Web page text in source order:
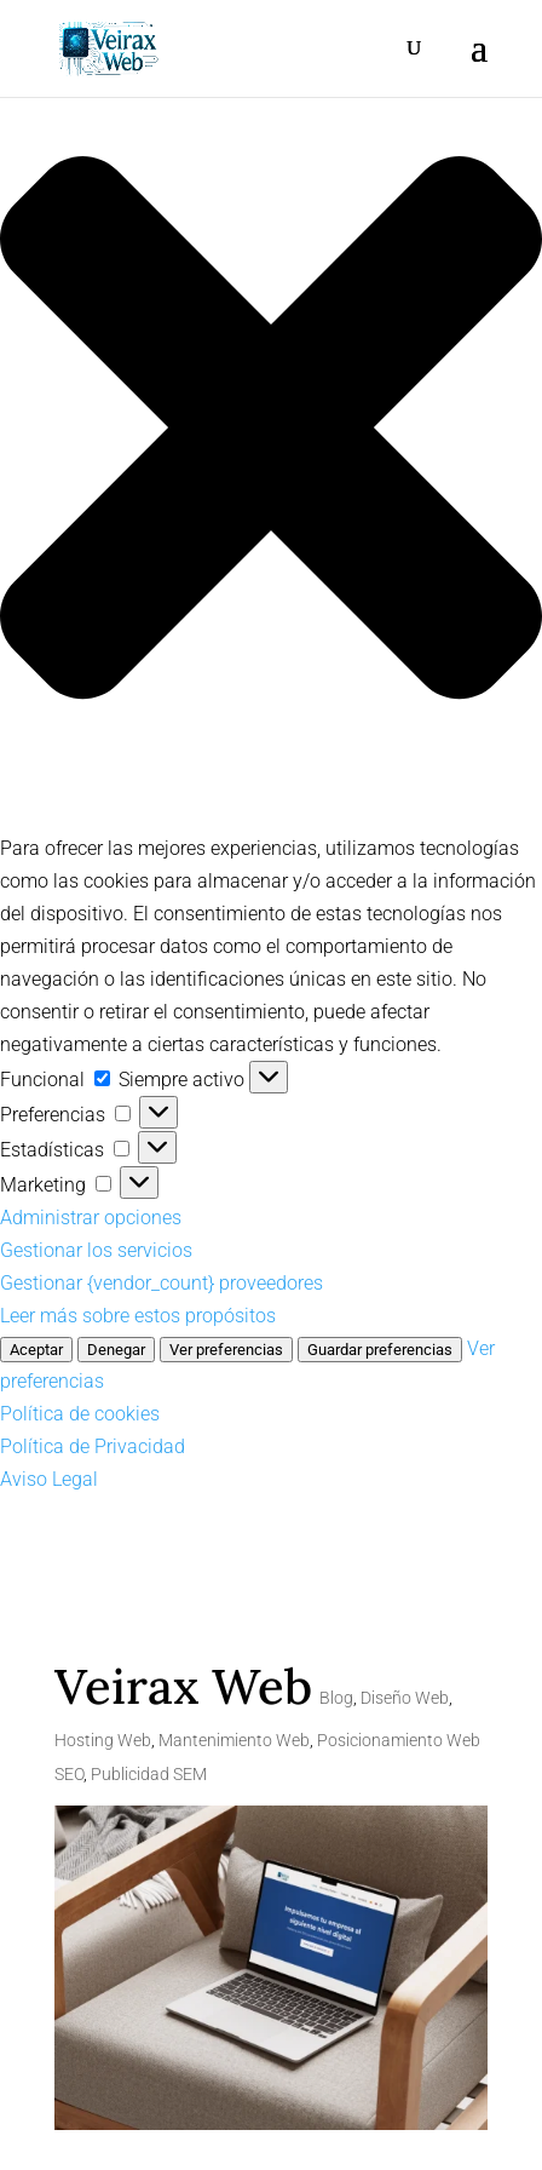
Gestionar consentimiento
Para ofrecer las mejores experiencias, utilizamos tecnologías
como las cookies para almacenar y/o acceder a la información
del dispositivo. El consentimiento de estas tecnologías nos
permitirá procesar datos como el comportamiento de
navegación o las identificaciones únicas en este sitio. No
consentir o retirar el consentimiento, puede afectar
negativamente a ciertas características y funciones.
Funcional
Funcional
Siempre activo
Preferencias
Preferencias
Estadísticas
Estadísticas
Marketing
Marketing
Administrar opciones
Gestionar los servicios
Gestionar {vendor_count} proveedores
Leer más sobre estos propósitos
Aceptar Denegar Ver preferencias Guardar preferencias
Ver
preferencias
Política de cookies
Política de Privacidad
Aviso Legal
Veirax Web Blog Diseño Web
Hosting Web Mantenimiento Web Posicionamiento Web
SEO, Publicidad SEM